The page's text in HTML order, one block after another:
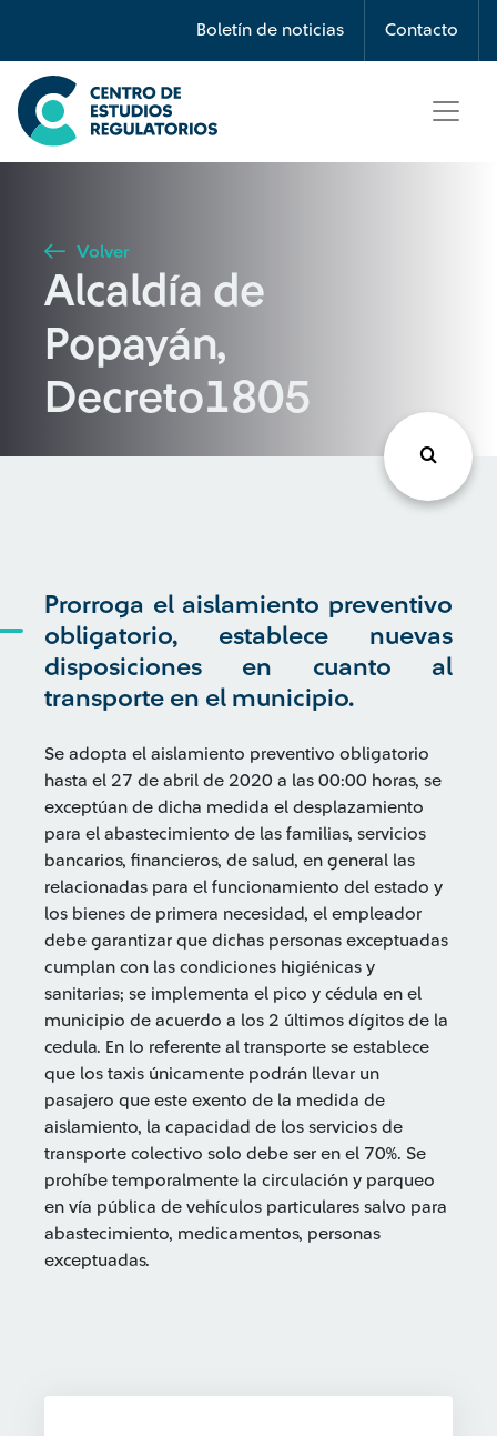
Boletín de noticias Contacto
Búsqueda
Seleccione país
Buscar
Volver
Alcaldía de
Popayán,
Decreto1805
Prorroga el aislamiento preventivo
obligatorio, establece nuevas
disposiciones en cuanto al
transporte en el municipio.
Se adopta el aislamiento preventivo obligatorio
hasta el 27 de abril de 2020 a las 00:00 horas, se
exceptúan de dicha medida el desplazamiento
para el abastecimiento de las familias, servicios
bancarios, financieros, de salud, en general las
relacionadas para el funcionamiento del estado y
los bienes de primera necesidad, el empleador
debe garantizar que dichas personas exceptuadas
cumplan con las condiciones higiénicas y
sanitarias; se implementa el pico y cédula en el
municipio de acuerdo a los 2 últimos dígitos de la
cedula. En lo referente al transporte se establece
que los taxis únicamente podrán llevar un
pasajero que este exento de la medida de
aislamiento, la capacidad de los servicios de
transporte colectivo solo debe ser en el 70%. Se
prohíbe temporalmente la circulación y parqueo
en vía pública de vehículos particulares salvo para
abastecimiento, medicamentos, personas
exceptuadas.